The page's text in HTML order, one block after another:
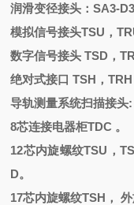
润滑变径接头：SA3-
模拟信号接头TSU，
数字信号接头 TSD，
绝对式接口 TSH，TRH
导轨测量系统扫描接头
8芯连接电器柜TDC 。
12芯内旋螺纹TSU，
D。
17芯内旋螺纹TSH，